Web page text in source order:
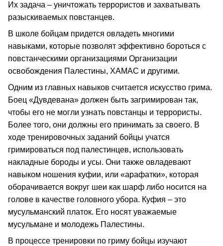
Их задача – уничтожать террористов и захватывать
разыскиваемых повстанцев.
В школе бойцам придется овладеть многими
навыками, которые позволят эффективно бороться с
повстанческими организациями Организации
освобождения Палестины, ХАМАС и другими.
Одним из главных навыков считается искусство грима.
Боец «Дувдевана» должен быть загримирован так,
чтобы его не могли узнать повстанцы и террористы.
Более того, они должны его принимать за своего. В
ходе тренировочных заданий бойцы учатся
гримироваться под палестинцев, использовать
накладные бороды и усы. Они также овладевают
навыком ношения куфии, или «арафатки», которая
оборачивается вокруг шеи как шарф либо носится на
голове в качестве головного убора. Куфия – это
мусульманский платок. Его носят уважаемые
мусульмане и молодежь Палестины.
В процессе тренировки по гриму бойцы изучают